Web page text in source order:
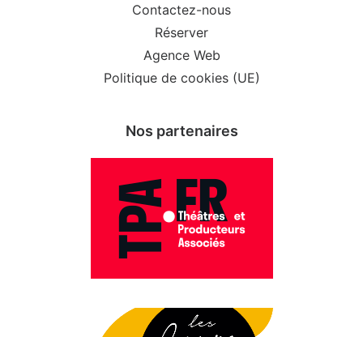
Contactez-nous
Réserver
Agence Web
Politique de cookies (UE)
Nos partenaires